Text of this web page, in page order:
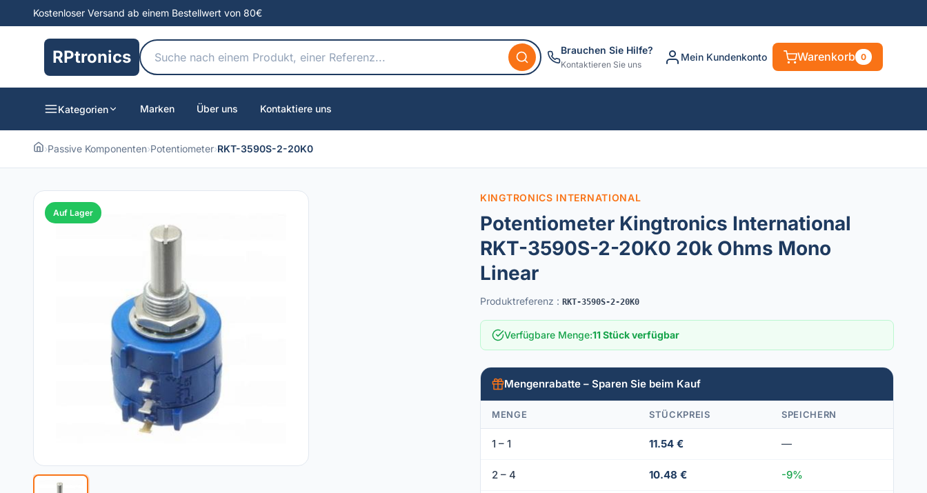
Kostenloser Versand ab einem Bestellwert von 80€
RPtronics Brauchen Sie Hilfe?
Kontaktieren Sie uns
Mein Kundenkonto Warenkorb 0
Kategorien Marken Über uns Kontaktiere uns
›Passive Komponenten›Potentiometer›RKT-3590S-2-20K0
Auf Lager
KINGTRONICS INTERNATIONAL
Potentiometer Kingtronics International
RKT-3590S-2-20K0 20k Ohms Mono
Linear
Produktreferenz : RKT-3590S-2-20K0
Verfügbare Menge:11 Stück verfügbar
Mengenrabatte – Sparen Sie beim Kauf
MENGE STÜCKPREIS SPEICHERN
1 – 1 11.54 € —
2 – 4 10.48 € -9%